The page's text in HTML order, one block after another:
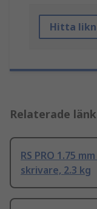
Hitta
Relaterade
RS PRO 1.75
skrivare, 2.3 kg